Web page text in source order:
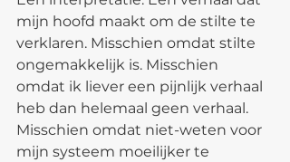
mijn hoofd maakt om de stilte te
verklaren. Misschien omdat stilte
ongemakkelijk is. Misschien
omdat ik liever een pijnlijk verhaal
heb dan helemaal geen verhaal.
Misschien omdat niet-weten voor
mijn systeem moeilijker te